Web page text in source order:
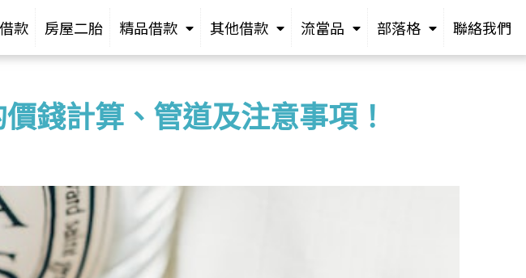
款 房屋二胎 精品借款 其他借款 流當品 部落格 聯絡我們
錢計算、管道及注意事項！